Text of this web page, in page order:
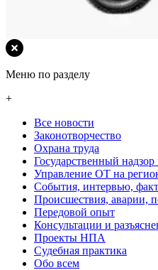
Меню по разделу
+
Все новости
Законотворчество
Охрана труда
Государственный надзор
Управление ОТ на
События, интервью,
Происшествия, аварии,
Передовой опыт
Консультации и
Проекты НПА
Судебная практика
Обо всем